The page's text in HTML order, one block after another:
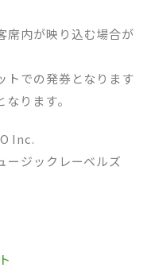
席内が映り込む場合が
トでの発券となります
ります。
Inc.
ージックレーベルズ